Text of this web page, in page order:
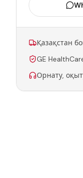
Қазақстан
GE
Орнату,